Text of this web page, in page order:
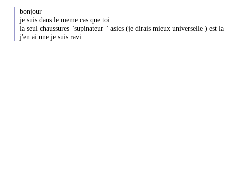
bonjour
je suis dans le meme cas que toi
la seul chaussures "supinateur " asics (je dirais mieux universelle ) est
j'en ai une je suis ravi